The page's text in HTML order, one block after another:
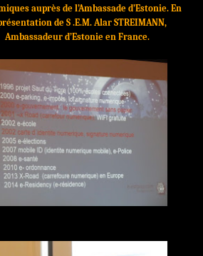
auprès de l’Ambassade d’Estonie.En
de S .E.M.Alar STREIMANN,
Ambassadeur d’Estonie en France.